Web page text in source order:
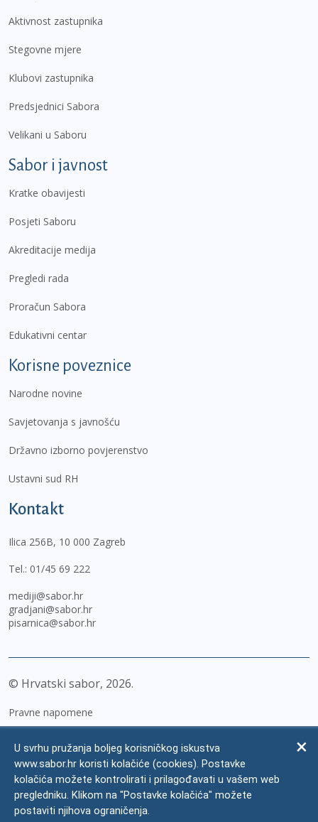
Aktivnost zastupnika
Stegovne mjere
Klubovi zastupnika
Predsjednici Sabora
Velikani u Saboru
Sabor i javnost
Kratke obavijesti
Posjeti Saboru
Akreditacije medija
Pregledi rada
Proračun Sabora
Edukativni centar
Korisne poveznice
Narodne novine
Savjetovanja s javnošću
Državno izborno povjerenstvo
Ustavni sud RH
Kontakt
Ilica 256B, 10 000 Zagreb
Tel.: 01/45 69 222
mediji@sabor.hr
gradjani@sabor.hr
pisarnica@sabor.hr
© Hrvatski sabor, 2026
Pravne napomene
Zaštita osobnih podataka
Impressum
Česta pitanja
U svrhu pružanja boljeg korisničkog iskustva
www.sabor.hr koristi kolačiće (cookies). Postavke
kolačića možete kontrolirati i prilagođavati u vašem web
pregledniku. Klikom na "Postavke kolačića" možete
postaviti njihova ograničenja.